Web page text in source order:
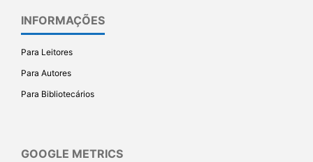
INFORMAÇÕES
Para Leitores
Para Autores
Para Bibliotecários
GOOGLE METRICS